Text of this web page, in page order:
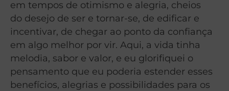
em tempos de otimismo e alegria, cheios
do desejo de ser e tornar-se, de edificar e
incentivar, de chegar ao ponto da confiança
em algo melhor por vir. Aqui, a vida tinha
melodia, sabor e valor, e eu glorifiquei o
pensamento que eu poderia estender esses
benefícios, alegrias e possibilidades para os